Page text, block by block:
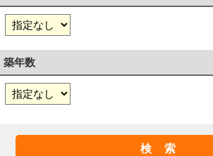
築年数